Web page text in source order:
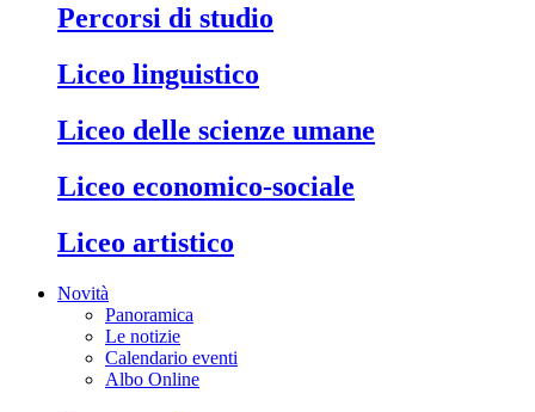
percorsi di studio
liceo linguistico
liceo delle scienze umane
liceo economico-sociale
liceo artistico
Novità
Panoramica
Le notizie
Calendario eventi
Albo Online